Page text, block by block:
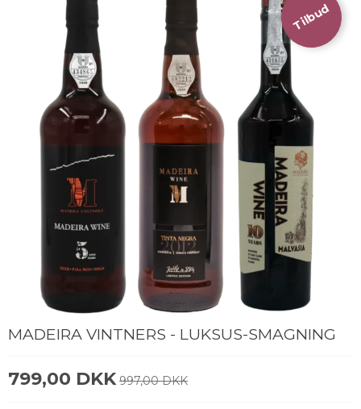
Tilbud
MADEIRA VINTNERS - LUKSUS-SMAGNING
799,00 DKK 997,00 DKK